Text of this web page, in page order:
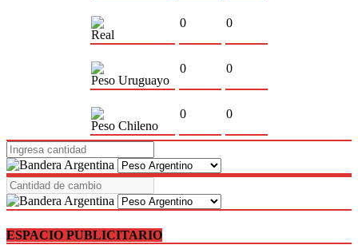
Real
0 0
Peso Uruguayo
0 0
Peso Chileno
0 0
ESPACIO PUBLICITARIO